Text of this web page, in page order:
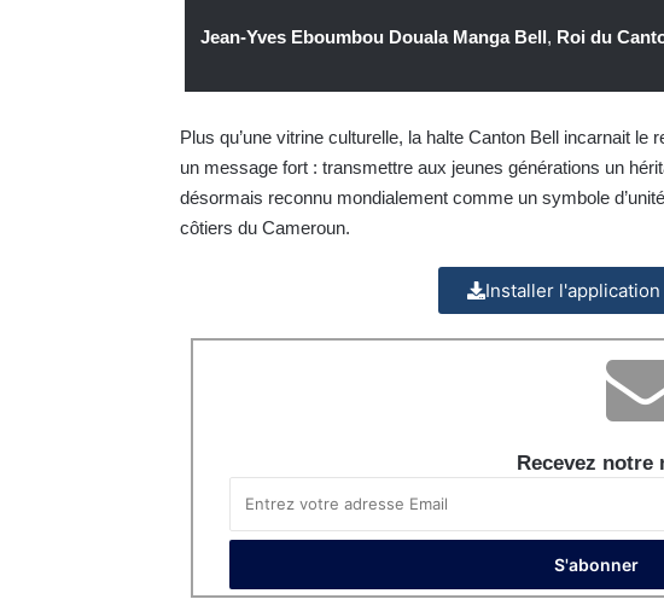
Jean-Yves Eboumbou Douala Manga Bell, Roi du
Plus qu’une vitrine culturelle, la halte Canton Bell incarnait le
un message fort : transmettre aux jeunes générations un
désormais reconnu mondialement comme un symbole
côtiers du Cameroun.
Installer
Recevez notre